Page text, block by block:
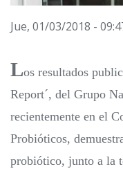
Jue, 01/03/2018 -
Los resultados
Report´, del Grupo
recientemente en el
Probióticos,
probiótico, junto a la